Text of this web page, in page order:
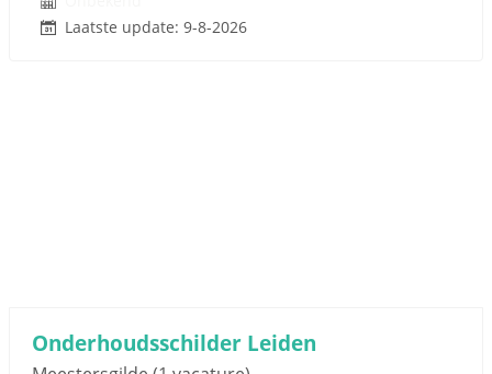
Laatste update: 9-8-2026
Onderhoudsschilder Leiden